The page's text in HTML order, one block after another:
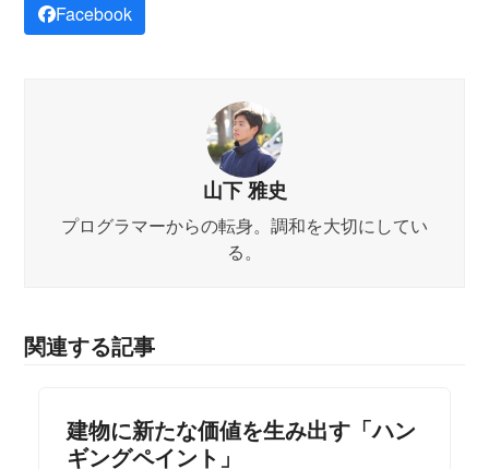
Facebook
山下 雅史
プログラマーからの転身。調和を大切にしてい
る。
関連する記事
建物に新たな価値を生み出す「ハン
ギングペイント」